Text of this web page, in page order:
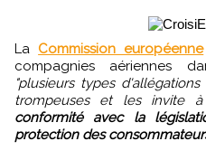
La Commission européenne
compagnies aériennes
"plusieurs types
trompeuses et les invite
conformité avec la
protection des